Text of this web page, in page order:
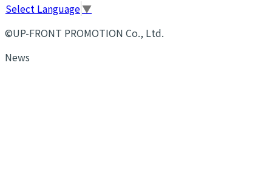
Select Language▼
©UP-FRONT PROMOTION Co., Ltd.
News